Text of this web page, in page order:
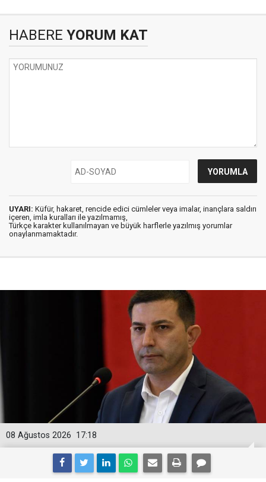
HABERE YORUM KAT
UYARI: Küfür, hakaret, rencide edici cümleler veya imalar, inançlara saldırı
içeren, imla kuralları ile yazılmamış,
Türkçe karakter kullanılmayan ve büyük harflerle yazılmış yorumlar
onaylanmamaktadır.
17:18
08 Ağustos 2026